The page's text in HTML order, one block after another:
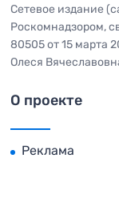
Сетевое издание
Роскомнадзором,
80505 от 15 марта
Олеся
О проекте
Реклама